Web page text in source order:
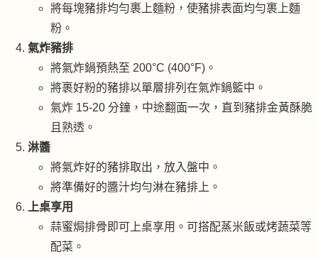
將每塊豬排均勻裹上麵粉，使豬排表面均勻裹上麵
粉。
氣炸豬排
將氣炸鍋預熱至 200°C (400°F)。
將裹好粉的豬排以單層排列在氣炸鍋籃中。
氣炸 15-20 分鐘，中途翻面一次，直到豬排金黃酥脆
且熟透。
淋醬
將氣炸好的豬排取出，放入盤中。
將準備好的醬汁均勻淋在豬排上。
上桌享用
蒜蜜焗排骨即可上桌享用。可搭配蒸米飯或烤蔬菜等
配菜。